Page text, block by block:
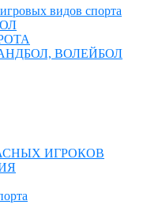
видов спорта
ВОЛЕЙБОЛ
ИГРОКОВ